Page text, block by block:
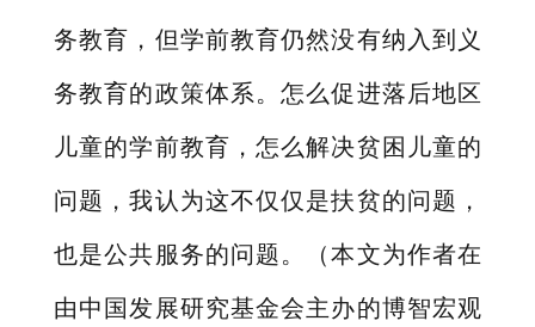
务教育，但学前教育仍然没有纳入到义
务教育的政策体系。怎么促进落后地区
儿童的学前教育，怎么解决贫困儿童的
问题，我认为这不仅仅是扶贫的问题，
也是公共服务的问题。（本文为作者在
由中国发展研究基金会主办的博智宏观